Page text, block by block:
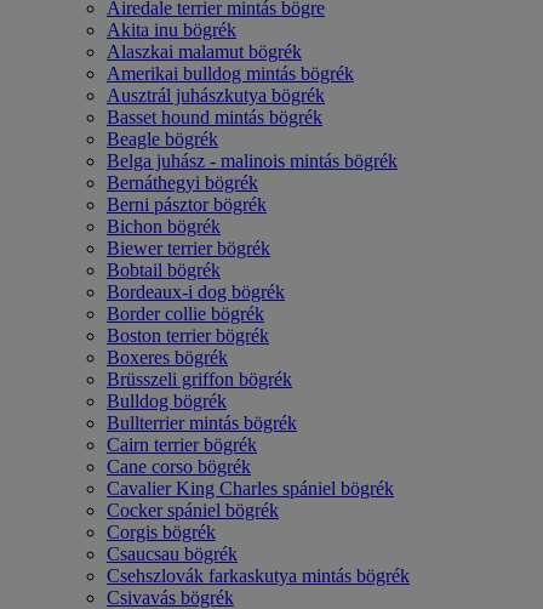
Airedale terrier mintás bögre
Akita inu bögrék
Alaszkai malamut bögrék
Amerikai bulldog mintás bögrék
Ausztrál juhászkutya bögrék
Basset hound mintás bögrék
Beagle bögrék
Belga juhász - malinois mintás bögrék
Bernáthegyi bögrék
Berni pásztor bögrék
Bichon bögrék
Biewer terrier bögrék
Bobtail bögrék
Bordeaux-i dog bögrék
Border collie bögrék
Boston terrier bögrék
Boxeres bögrék
Brüsszeli griffon bögrék
Bulldog bögrék
Bullterrier mintás bögrék
Cairn terrier bögrék
Cane corso bögrék
Cavalier King Charles spániel bögrék
Cocker spániel bögrék
Corgis bögrék
Csaucsau bögrék
Csehszlovák farkaskutya mintás bögrék
Csivavás bögrék